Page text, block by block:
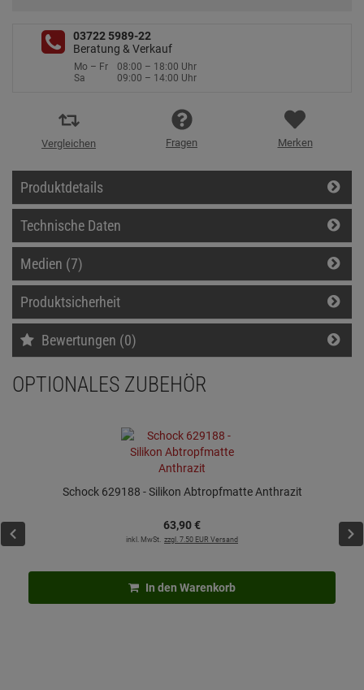
03722 5989-22
Beratung & Verkauf
Mo – Fr
08:00 – 18:00 Uhr
Sa
09:00 – 14:00 Uhr
Vergleichen Fragen Merken
Produktdetails
Technische Daten
Medien (7)
Produktsicherheit
Bewertungen (0)
OPTIONALES ZUBEHÖR
Schock 629188 - Silikon Abtropfmatte Anthrazit
63,90€
inkl. MwSt. zzgl. 7.50 EUR Versand
In den Warenkorb